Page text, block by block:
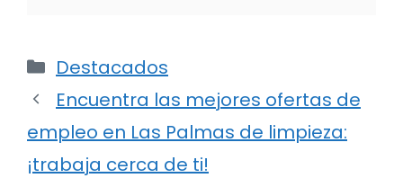
Categorías
Destacados
Encuentra las mejores ofertas de
empleo en Las Palmas de limpieza:
¡trabaja cerca de ti!